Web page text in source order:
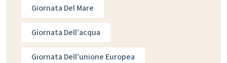
Giornata Del Mare
Giornata Dell'acqua
Giornata Dell'unione Europea